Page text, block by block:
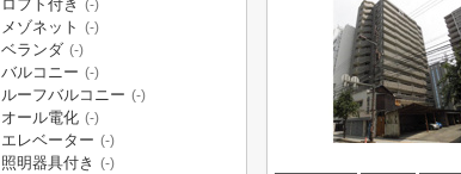
ロフト付き (-)
メゾネット (-)
ベランダ (-)
バルコニー (-)
ルーフバルコニー (-)
オール電化 (-)
エレベーター (-)
照明器具付き (-)